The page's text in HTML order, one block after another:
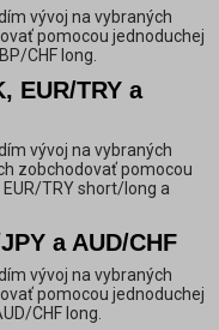
vývoj na vybraných
pomocou jednoduchej
CHF long.
EUR/TRY a
vývoj na vybraných
zobchodovať pomocou
TRY short/long a
a AUD/CHF
vývoj na vybraných
pomocou jednoduchej
CHF long.